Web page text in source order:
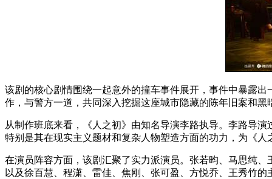
该剧的核心剧情围绕一起意外的撞车事件展开，事件中暴露
作，与警方一道，共同深入挖掘这座城市隐藏的陈年旧案和黑
从制作班底来看，《人之初》由知名导演李路执导。李路导
特别是其在现实主义题材和复杂人物塑造方面的功力，为《
在演员阵容方面，该剧汇聚了实力派演员。张若昀、马思纯
以及徐百慧、程潇、雷佳、焦刚、张可盈、方悦乔、王秀竹